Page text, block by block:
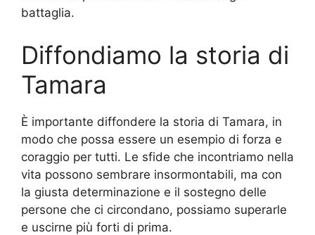
battaglia.
Diffondiamo la storia di
Tamara
È importante diffondere la storia di Tamara, in
modo che possa essere un esempio di forza e
coraggio per tutti. Le sfide che incontriamo nella
vita possono sembrare insormontabili, ma con
la giusta determinazione e il sostegno delle
persone che ci circondano, possiamo superarle
e uscirne più forti di prima.